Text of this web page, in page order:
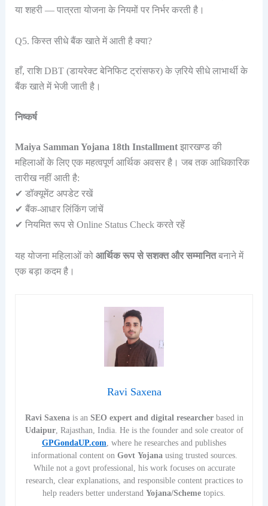
या शहरी — पात्रता योजना के नियमों पर निर्भर करती है।
Q5. किस्त सीधे बैंक खाते में आती है क्या?
हाँ, राशि DBT (डायरेक्ट बेनिफिट ट्रांसफर) के ज़रिये सीधे लाभार्थी के
बैंक खाते में भेजी जाती है।
निष्कर्ष
Maiya Samman Yojana 18th Installmentझारखण्ड की
महिलाओं के लिए एक महत्वपूर्ण आर्थिक अवसर है। जब तक आधिकारिक
तारीख नहीं आती है:
✔ डॉक्यूमेंट अपडेट रखें
✔ बैंक-आधार लिंकिंग जांचें
✔ नियमित रूप से Online Status Check करते रहें
यह योजना महिलाओं को आर्थिक रूप से सशक्त और सम्मानितबनाने में
एक बड़ा कदम है।
Ravi Saxena
Ravi Saxenais an SEO expert and digital researcherbased in
Udaipur, Rajasthan, India. He is the founder and sole creator of
GPGondaUP.com, where he researches and publishes
informational content on Govt Yojanausing trusted sources.
While not a govt professional, his work focuses on accurate
research, clear explanations, and responsible content practices to
help readers better understand Yojana/Scheme topics.